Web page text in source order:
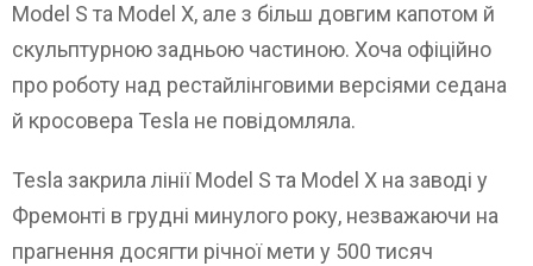
Model S та Model X, але з більш довгим капотом й
скульптурною задньою частиною. Хоча офіційно
про роботу над рестайлінговими версіями седана
й кросовера Tesla не повідомляла.
Tesla закрила лінії Model S та Model X на заводі у
Фремонті в грудні минулого року, незважаючи на
прагнення досягти річної мети у 500 тисяч